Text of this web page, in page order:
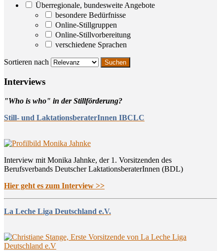
Überregionale, bundesweite Angebote
besondere Bedürfnisse
Online-Stillgruppen
Online-Stillvorbereitung
verschiedene Sprachen
Sortieren nach
Inter­views
"Who is who" in der Stillförderung?
Still- und LaktationsberaterInnen IBCLC
Interview mit Monika Jahnke, der 1. Vorsitzenden des
Berufsverbands Deutscher LaktationsberaterInnen (BDL)
Hier geht es zum Interview >>
La Leche Liga Deutschland e.V.